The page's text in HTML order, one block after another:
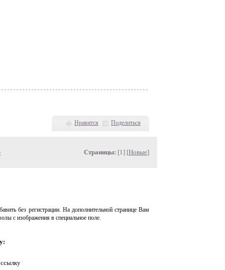
Нравится Поделиться
Страницы: [1] [Новые]
без регистрации. На дополнительной странице Вам
с изображения в специальное поле.